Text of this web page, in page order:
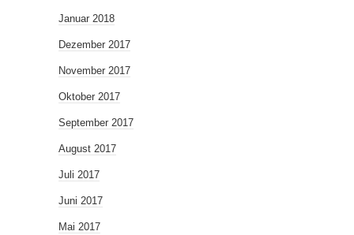
Januar 2018
Dezember 2017
November 2017
Oktober 2017
September 2017
August 2017
Juli 2017
Juni 2017
Mai 2017